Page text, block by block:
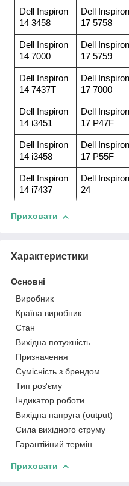
Dell Inspiron
14 3458
Dell Inspiron
17 5758
Dell Inspiron
14 7000
Dell Inspiron
17 5759
Dell Inspiron
14 7437T
Dell Inspiron
17 7000
Dell Inspiron
14 i3451
Dell Inspiron
17 P47F
Dell Inspiron
14 i3458
Dell Inspiron
17 P55F
Dell Inspiron
14 i7437
Dell Inspiron
24
Приховати
Характеристики
Основні
Виробник
Країна виробник
Стан
Вихідна потужність
Призначення
Сумісність з брендом
Тип роз'єму
Індикатор роботи
Вихідна напруга (output)
Сила вихідного струму
Гарантійний термін
Приховати